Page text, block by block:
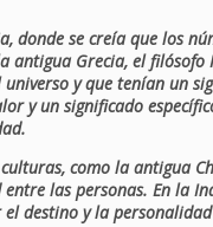
donde se creía que los
antigua Grecia, el
y que tenían un
y un significado
como la antigua
las personas. En la
destino y la